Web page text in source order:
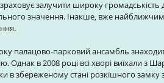
залучити широку громадськість
значення. Інакше, вже
палацово-парковий ансамбль
Однак в 2008 році всі хворі виїхали з
в збереженому стані розкішного замку